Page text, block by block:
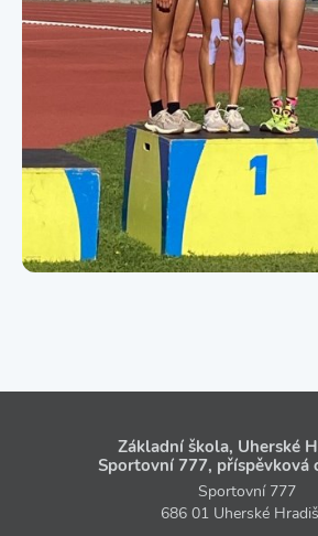
Základní škola, Uherské
Sportovní 777, příspěvková
Sportovní 777
686 01 Uherské